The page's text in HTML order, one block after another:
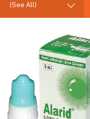
(See All)